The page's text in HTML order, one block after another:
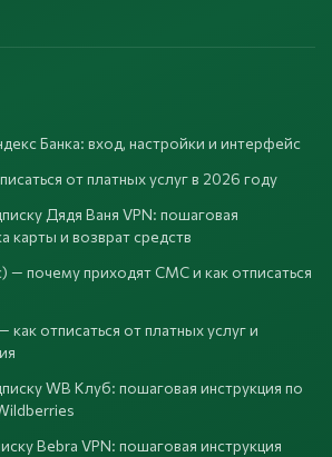
Банка: вход, настройки и интерфейс
от платных услуг в 2026 году
Дядя Ваня VPN: пошаговая
карты и возврат средств
— почему приходят СМС и как отписаться
отписаться от платных услуг и
WB Клуб: пошаговая инструкция по
Bebra VPN: пошаговая инструкция